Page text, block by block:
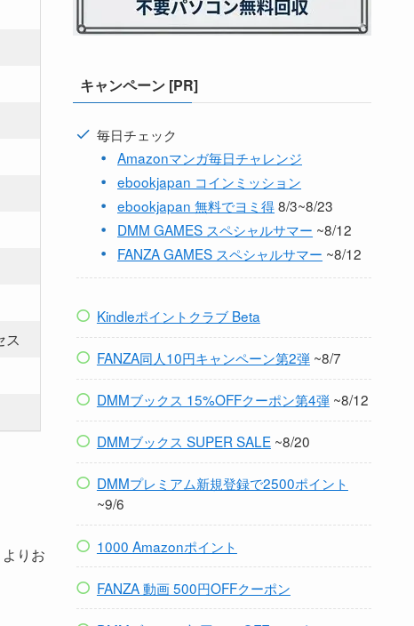
ス
りお
キャンペーン [PR]
毎日チェック
Amazonマンガ毎日チャレンジ
ebookjapan コインミッション
ebookjapan 無料でヨミ得8/3~8/23
DMM GAMES スペシャルサマー ~8/12
FANZA GAMES スペシャルサマー ~8/12
Kindleポイントクラブ Beta
FANZA同人10円キャンペーン第2弾~8/7
DMMブックス 15%OFFクーポン第4弾~8/12
DMMブックス SUPER SALE~8/20
DMMプレミアム新規登録で2500ポイント
~9/6
1000 Amazonポイント
FANZA 動画 500円OFFクーポン